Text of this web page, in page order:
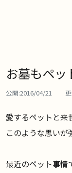
お墓もペッ
公開:2016/04/21
愛するペットと来
このような思いが
最近のペット事情